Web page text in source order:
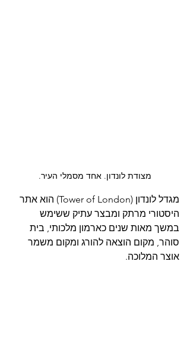
מצודת לונדון. אחד מסמלי העיר.
מגדל לונדון (Tower of London) הוא אתר
היסטורי מרתק ומבצר עתיק ששימש
במשך מאות שנים כארמון מלכותי, בית
סוהר, מקום הוצאה להורג ומקום משמר
אוצר המלוכה.